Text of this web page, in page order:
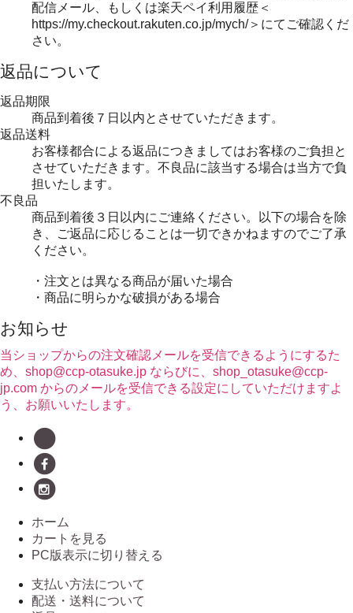
配信メール、もしくは楽天ペイ利用履歴＜
https://my.checkout.rakuten.co.jp/mych/＞にてご確認くだ
さい。
返品について
返品期限
商品到着後７日以内とさせていただきます。
返品送料
お客様都合による返品につきましてはお客様のご負担と
させていただきます。不良品に該当する場合は当方で負
担いたします。
不良品
商品到着後３日以内にご連絡ください。以下の場合を除
き、ご返品に応じることは一切できかねますのでご了承
ください。
・注文とは異なる商品が届いた場合
・商品に明らかな破損がある場合
お知らせ
当ショップからの注文確認メールを受信できるようにするた
め、shop@ccp-otasuke.jp ならびに、shop_otasuke@ccp-
jp.com からのメールを受信できる設定にしていただけますよ
う、お願いいたします。
ホーム
カートを見る
PC版表示に切り替える
支払い方法について
配送・送料について